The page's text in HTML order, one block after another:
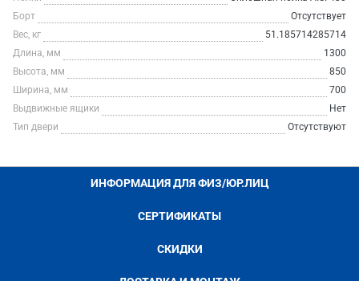
Борт
Отсутствует
Вес, кг
51.185714285714
Длина, мм
1300
Высота, мм
850
Ширина, мм
700
Выдвижные ящики
Нет
Тип двери
Отсутствуют
ИНФОРМАЦИЯ ДЛЯ ФИЗ/ЮР.ЛИЦ
СЕРТИФИКАТЫ
СКИДКИ